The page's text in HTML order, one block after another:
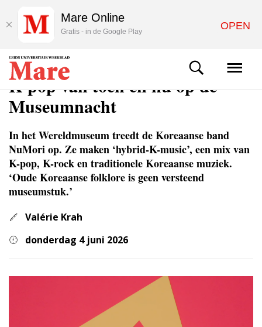
CULTUUR
K-pop van toen en nu op de
Museumnacht
In het Wereldmuseum treedt de Koreaanse band
NuMori op. Ze maken ‘hybrid-K-music’, een mix van
K-pop, K-rock en traditionele Koreaanse muziek.
‘Oude Koreaanse folklore is geen versteend
museumstuk.’
Valérie Krah
donderdag 4 juni 2026
Mare Online
Gratis - in de Google Play OPEN